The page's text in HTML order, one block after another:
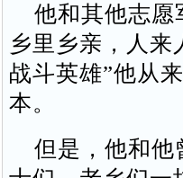
他和其他志愿
乡里乡亲，人
战斗英雄”他从
本。
但是，他和他